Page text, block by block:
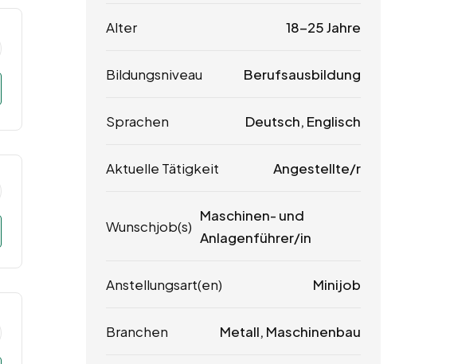
Alter 18-25 Jahre
Bildungsniveau Berufsausbildung
Sprachen Deutsch, Englisch
Aktuelle Tätigkeit Angestellte/r
Wunschjob(s)
Maschinen- und
Anlagenführer/in
Anstellungsart(en) Minijob
Branchen Metall, Maschinenbau